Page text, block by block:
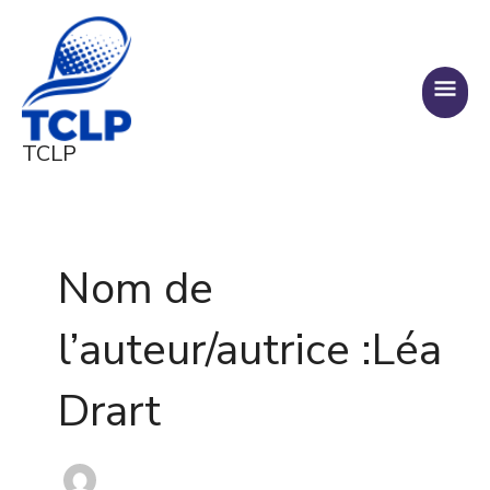
contenu
TCLP
Nom de
l’auteur/autrice :Léa
Drart